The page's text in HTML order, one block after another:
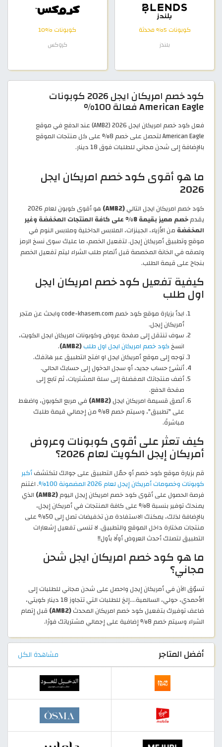
كوبونات 5% محدثة
بلندز
كوبونات %10
كروكس
كود خصم امريكان ايجل 2026 كوبونات
American Eagle فعالة 100%
فعل كود خصم امريكان ايجل 2026 (AMB2) عند الدفع في موقع
American Eagle لتحصل على خصم 8% على كل منتجات الموقع
بالإضافة إلى شحن مجاني للطلبات فوق 18 دينار.
ما هو أقوى كود خصم امريكان ايجل
2026
كود خصم امريكان ايجل التالي(AMB2)
هو أقوى كوبون لعام 2026
يقدم
خصم مميز بقيمة 8% على كافة المنتجات المخفضة وغير
المخفضة من الأزياء، الجينزات، الملابس الداخلية وملابس النوم في
موقع وتطبيق أمريكان إيجل. لتفعيل الخصم، ما عليك سوى نسخ الرمز
ولصقه في الخانة المخصصة قبل أتمام طلب الشراء ليتم تفعيل الخصم
بنجاح على قيمة الطلب.
كيفية تفعيل كود خصم امريكان ايجل
اول طلب
ابدأ بزيارة موقع كود خصم code-khasem.com وابحث عن متجر
أمريكان إيجل.
سوف تنتقل إلى صفحة عروض وكوبونات امريكان ايجل الكويت،
انسخ كود خصم امريكان ايجل اول طلب(AMB2)
.
توجه إلى موقع أمريكان ايجل او افتح التطبيق عبر هاتفك.
أنشئ حساب جديد، أو سجل الدخول إلى حسابك الحالي.
أضف منتجاتك المفضلة إلى سلة المشتريات، ثم تابع إلى
صفحة الدفع.
ألصق قسيمة امريكان ايجل(AMB2)
في مربع الكوبون، واضغط
على "تطبيق"، وسيتم خصم 8% من إجمالي قيمة طلبك
مباشرةً.
كيف تعثر على أقوى كوبونات وعروض
أمريكان إيجل الكويت لعام 2026؟
قم بزيارة موقع كود خصم أو حمّل التطبيق على جوالك لتكتشفأكبر
كوبونات وخصومات أمريكان إيجل لعام 2026 المضمونة 100%
. اغتنم
فرصة الحصول على أقوى كود خصم امريكان إيجل اليوم(AMB2)
الذي
يمنحك توفير بنسبة 8% على كافة المنتجات في أمريكان إيجل،
بالإضافة لذلك، يمكنك الاستفادة من تخفيضات تصل إلى 50% على
منتجات مختارة داخل الموقع والتطبيق. لا تنسى تفعيل إشعارات
التطبيق لتصلك أحدث العروض أولًا بأول!!
ما هو كود خصم امريكان ايجل شحن
مجاني؟
تسوّق الآن في أمريكان إيجل واحصل على شحن مجاني للطلبات إلى
الأحمدي، حولي، السالمية....إلخ للطلبات التي تتجاوز 18 دينار كويتي،
ضاعف توفيرك بتفعيل كود خصم امريكان المحدث(AMB2)
قبل إتمام
الشراء وسيتم خصم 8% إضافية على إجمالي مشترياتك فورًا.
أفضل المتاجر مشاهدة الكل